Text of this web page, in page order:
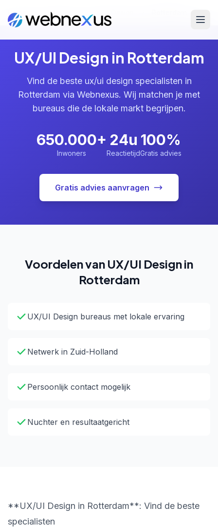
Home Diensten UX/UI Design
UX/UI Design in Rotterdam
Vind de beste ux/ui design specialisten in
Rotterdam via Webnexus. Wij matchen je met
bureaus die de lokale markt begrijpen.
650.000+
Inwoners
24u
Reactietijd
100%
Gratis advies
Gratis advies aanvragen
Voordelen van UX/UI Design in
Rotterdam
UX/UI Design bureaus met lokale ervaring
Netwerk in Zuid-Holland
Persoonlijk contact mogelijk
Nuchter en resultaatgericht
**UX/UI Design in Rotterdam**: Vind de beste
specialisten